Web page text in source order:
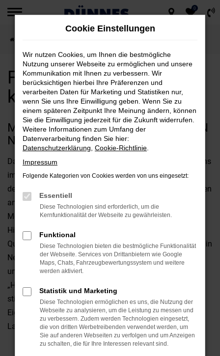
Zum
springen
0
Ford Edge für Neumarkt
kaufen
MIT DEM FORD EDGE UNTERWEGS IN
NEUMARKT
Das perfekte Fahrzeug für Neumarkt? Diese Frage wird uns
immer wieder gestellt und offen gestanden, kommt es bei
der Beantwortung stark auf Ihre individuellen Vorstellungen
an. Fest steht jedoch, dass der Ford Edge bestens für Ihre
Mobilität in Neumarkt geeignet ist und gleich in mehrerlei
Hinsicht überzeugt. Da ist zum einen die erstklassige
Qualität, da sind aber auch die emotionalen Faktoren. Ob in
Neumarkt oder anderswo: ein Ford Edge ist ein Hingucker
und weckt gleich auf den ersten Blick Sympathien. Die
„Hardfacts“ wie Leistung, Ausstattung und Verbrauch
stimmen natürlich ebenfalls und unterstreichen die
Eignung sowohl für den Stadtverkehr als auch für
Landstraße und Autobahn.
Cookie Einstellungen
Wir nutzen Cookies, um Ihnen die bestmögliche
Nutzung unserer Webseite zu ermöglichen und unsere
Kommunikation mit Ihnen zu verbessern. Wir
berücksichtigen hierbei Ihre Präferenzen und
verarbeiten Daten für Marketing und Statistiken nur,
wenn Sie uns Ihre Einwilligung geben. Wenn Sie zu
einem späteren Zeitpunkt Ihre Meinung ändern, können
Sie die Einwilligung jederzeit für die Zukunft widerrufen.
Weitere Informationen zum Umfang der
Datenverarbeitung finden Sie hier:
Datenschutzerklärung Cookie-Richtlinie
Impressum
Folgende Kategorien von Cookies werden von uns eingesetzt:
Essentiell
Diese Technologien sind erforderlich, um die
Kernfunktionalität der Webseite zu gewährleisten.
Funktional
Diese Technologien bieten die bestmögliche Funktionalität
der Webseite. Services von Drittanbietern wie Google
Maps, Chats, Fahrzeugbewertungssystem und weitere
werden aktiviert.
Statistik und Marketing
Diese Technologien ermöglichen es uns, die Nutzung der
Webseite zu analysieren, um die Leistung zu messen und
zu verbessern. Zudem werden Technologien eingesetzt,
die von dritten Werbetreibenden verwendet werden, um
Sie auf anderen Webseiten zu verfolgen und um Anzeigen
zu schalten, die für Ihre Interessen relevant sind.